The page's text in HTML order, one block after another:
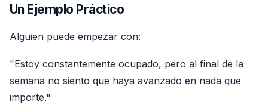
Un Ejemplo Práctico
Alguien puede empezar con:
"Estoy constantemente ocupado, pero al final de la
semana no siento que haya avanzado en nada que
importe."